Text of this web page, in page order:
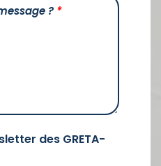
? *
des GRETA-